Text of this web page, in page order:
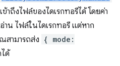
าถึงไฟล์ของไดเรกทอรีได้ โดยค่า
น ไฟล์ในไดเรกทอรี แต่หาก
สามารถส่ง { mode:
ด้